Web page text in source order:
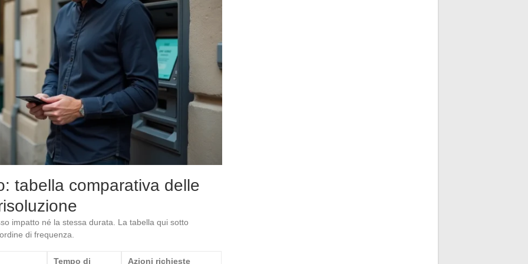
tabella comparativa delle
impatto né la stessa durata. La tabella qui sotto
di frequenza.
Tempo di Azioni richieste